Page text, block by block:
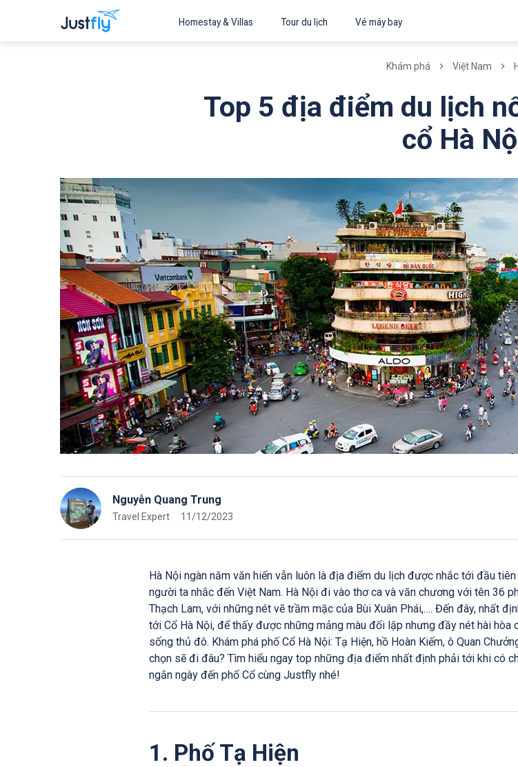
Homestay & Villas Tour du lịch Vé máy bay
Khám phá Việt Nam
Top 5 địa điểm du lịch
cổ Hà
Nguyễn Quang Trung
Travel Expert 11/12/2023
Hà Nội ngàn năm văn hiến vẫn luôn là địa điểm du lịch được nhắc tới đầu
người ta nhắc đến Việt Nam. Hà Nội đi vào thơ ca và văn chương với tên 36
Thạch Lam, với những nét vẽ trầm mặc của Bùi Xuân Phái,…. Đến đây, nhất
tới Cổ Hà Nội, để thấy được những mảng màu đối lập nhưng đầy nét hài hòa
sống thủ đô. Khám phá phố Cổ Hà Nội: Tạ Hiện, hồ Hoàn Kiếm, ô Quan
chọn sẽ đi đâu? Tìm hiểu ngay top những địa điểm nhất định phải tới khi có
ngắn ngày đến phố Cổ cùng Justfly nhé!
1. Phố Tạ Hiện